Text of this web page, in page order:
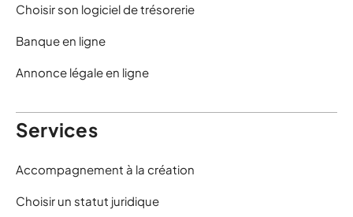
Choisir son logiciel de trésorerie
Banque en ligne
Annonce légale en ligne
Services
Accompagnement à la création
Choisir un statut juridique